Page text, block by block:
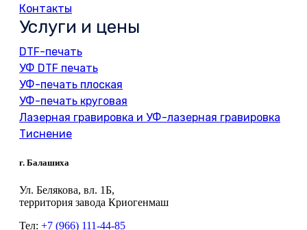
Контакты
Услуги и цены
DTF-печать
УФ DTF печать
УФ-печать плоская
УФ-печать круговая
Лазерная гравировка и УФ-лазерная гравировка
Тиснение
г. Балашиха
Ул. Белякова, вл. 1Б,
территория завода Криогенмаш
Тел: +7 (966) 111-44-85